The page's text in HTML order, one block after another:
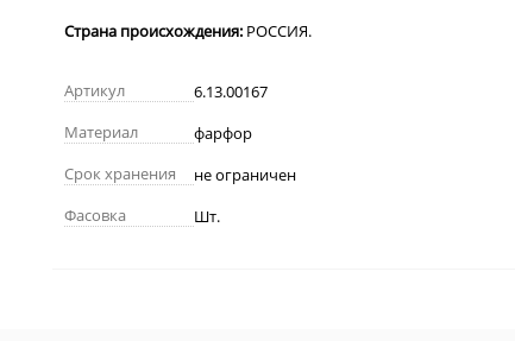
Страна происхождения: РОССИЯ.
Артикул
6.13.00167
Материал
фарфор
Срок хранения
не ограничен
Фасовка
Шт.